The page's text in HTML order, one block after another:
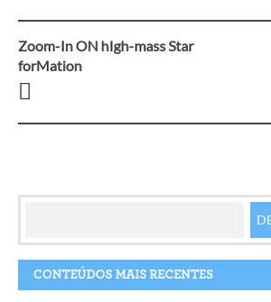
Navegação
entre
artigos
Zoom-In ON hIgh-mass Star
forMation
CONTEÚDOS MAIS RECENTES